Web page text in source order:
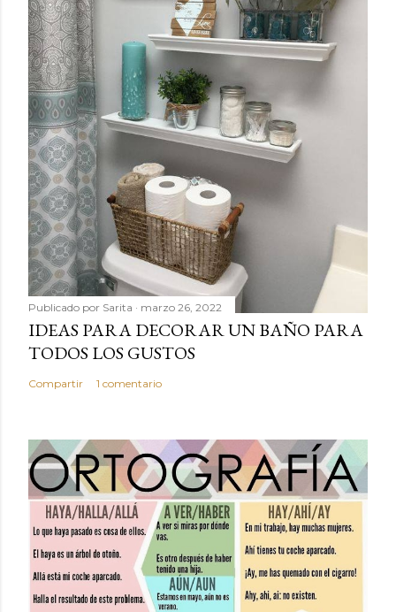
Publicado por Sarita marzo 26, 2022
IDEAS PARA DECORAR UN BAÑO PARA
TODOS LOS GUSTOS
Compartir 1 comentario